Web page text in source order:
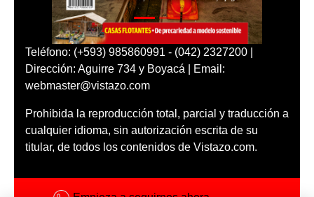
Teléfono: (+593) 985860991 - (042) 2327200 |
Dirección: Aguirre 734 y Boyacá | Email:
webmaster@vistazo.com
Prohibida la reproducción total, parcial y traducción a
cualquier idioma, sin autorización escrita de su
titular, de todos los contenidos de Vistazo.com.